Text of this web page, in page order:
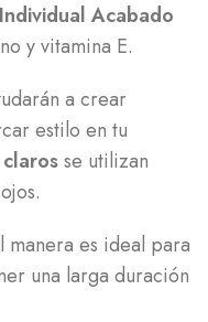
Acabado
y vitamina E.
a crear
estilo en tu
clarosse utilizan
manera es ideal para
una larga duración